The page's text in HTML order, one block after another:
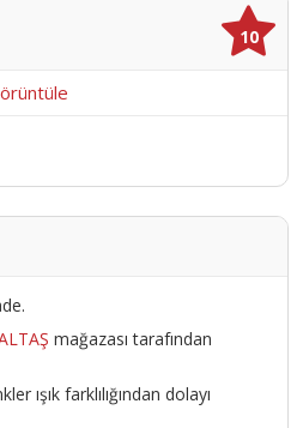
10
mağazası tarafından
ışık farklılığından dolayı